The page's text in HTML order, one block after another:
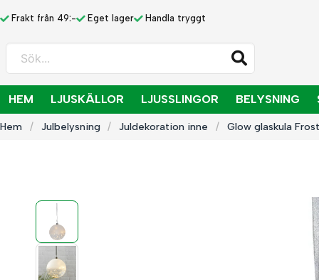
Frakt från 49:- Eget lager Handla tryggt
Sök...
HEM LJUSKÄLLOR LJUSSLINGOR BELYSNING
Hem Julbelysning Juldekoration inne Glow glaskula